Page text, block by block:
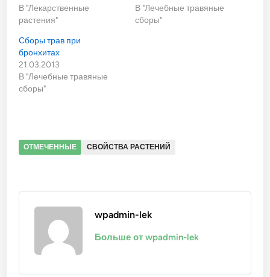
В "Лекарственные
растения"
В "Лечебные травяные
сборы"
Сборы трав при
бронхитах
21.03.2013
В "Лечебные травяные
сборы"
ОТМЕЧЕННЫЕ СВОЙСТВА РАСТЕНИЙ
wpadmin-lek
Больше от wpadmin-lek